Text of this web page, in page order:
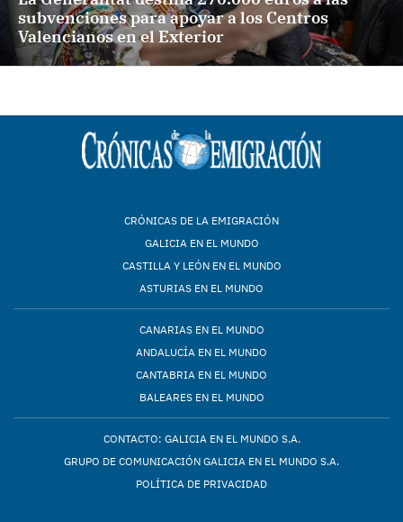
subvenciones para apoyar a los Centros
Valencianos en el Exterior
CRÓNICAS DE LA EMIGRACIÓN
GALICIA EN EL MUNDO
CASTILLA Y LEÓN EN EL MUNDO
ASTURIAS EN EL MUNDO
CANARIAS EN EL MUNDO
ANDALUCÍA EN EL MUNDO
CANTABRIA EN EL MUNDO
BALEARES EN EL MUNDO
CONTACTO: GALICIA EN EL MUNDO S.A.
GRUPO DE COMUNICACIÓN GALICIA EN EL MUNDO S.A.
POLÍTICA DE PRIVACIDAD